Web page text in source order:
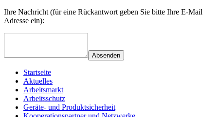
Ihre Nachricht (für eine Rückantwort geben Sie bitte Ihre E-Mail
Adresse ein):
Absenden
Startseite
Aktuelles
Arbeitsmarkt
Arbeitsschutz
Geräte- und Produktsicherheit